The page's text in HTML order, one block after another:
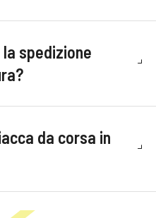
spedizione
da corsa in